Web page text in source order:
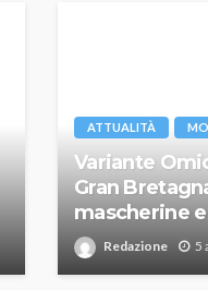
ATTUALITÀ
Variante
Gran
mascherine
Redazione 5